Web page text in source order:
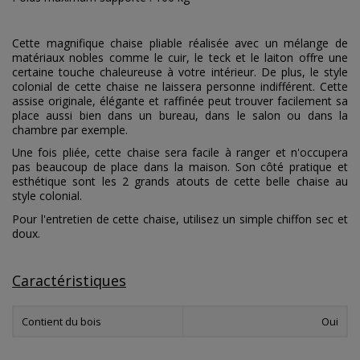
Cette magnifique chaise pliable réalisée avec un mélange de
matériaux nobles comme le cuir, le teck et le laiton offre une
certaine touche chaleureuse à votre intérieur. De plus, le style
colonial de cette chaise ne laissera personne indifférent. Cette
assise originale, élégante et raffinée peut trouver facilement sa
place aussi bien dans un bureau, dans le salon ou dans la
chambre par exemple.
Une fois pliée, cette chaise sera facile à ranger et n'occupera
pas beaucoup de place dans la maison. Son côté pratique et
esthétique sont les 2 grands atouts de cette belle chaise au
style colonial.
Pour l'entretien de cette chaise, utilisez un simple chiffon sec et
doux.
Caractéristiques
Contient du bois Oui